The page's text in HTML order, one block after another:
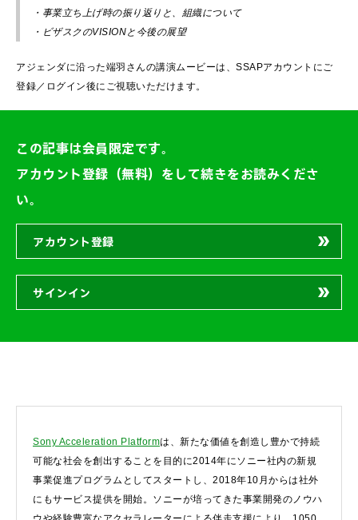
・事業立ち上げ時の振り返りと、組織について
・ビザスクのVISIONと今後の展望
アジェンダに沿った端羽さんの講演ムービーは、SSAPアカウントにご
登録／ログイン後にご視聴いただけます。
この記事は会員限定です。
アカウント登録（無料）をして続きをお読みくださ
い。
アカウント登録
サインイン
Sony Acceleration Platformは、新たな価値を創造し豊かで持続
可能な社会を創出することを目的に2014年にソニー社内の新規
事業促進プログラムとしてスタートし、2018年10月からは社外
にもサービス提供を開始。ソニーが培ってきた事業開発のノウハ